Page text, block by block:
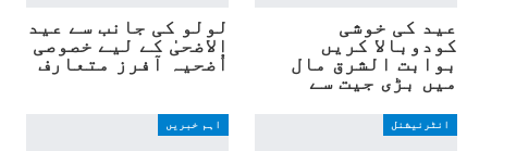
عید کی خوشی
کودوبالا کریں
بوابت الشرق مال
میں بڑی جیت سے
لولو کی جانب سے عید
الاضحیٰ کے لیے خصوصی
اُضحیہ آفرز متعارف
انٹرنیشنل اہم خبریں